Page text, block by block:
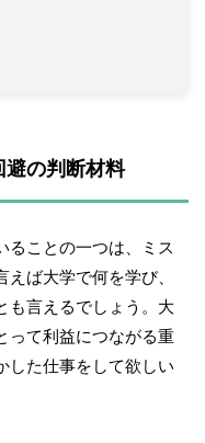
避の判断材料
ることの一つは、ミス
ば大学で何を学び、
も言えるでしょう。大
って利益につながる重
した仕事をして欲しい